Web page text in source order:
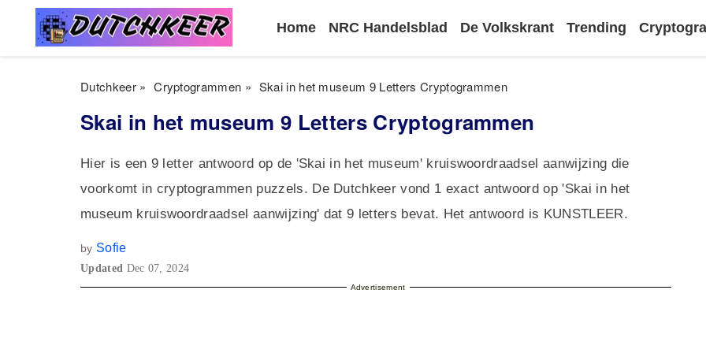
Home NRC Handelsblad De Volkskrant Trending
Dutchkeer» Cryptogrammen » Skai in het museum 9 Letters Cryptogrammen
Skai in het museum 9 Letters Cryptogrammen
Hier is een 9 letter antwoord op de 'Skai in het museum' kruiswoordraadsel aanwijzing die
voorkomt in cryptogrammen puzzels. De Dutchkeer vond 1 exact antwoord op 'Skai in het
museum kruiswoordraadsel aanwijzing' dat 9 letters bevat. Het antwoord is KUNSTLEER.
by Sofie
Updated Dec 07, 2024
Advertisement